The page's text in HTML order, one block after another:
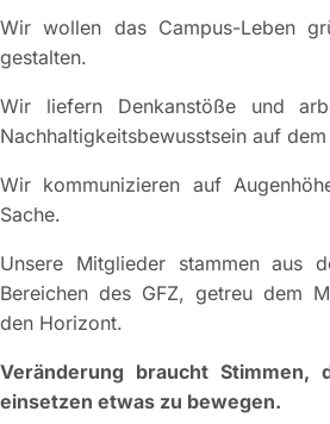
Wir wollen das Campus-Leben
gestalten.
Wir liefern Denkanstöße und
Nachhaltigkeitsbewusstsein auf
Wir kommunizieren auf
Sache.
Unsere Mitglieder stammen aus
Bereichen des GFZ, getreu dem
den Horizont.
Veränderung braucht Stimmen,
einsetzen etwas zu bewegen.